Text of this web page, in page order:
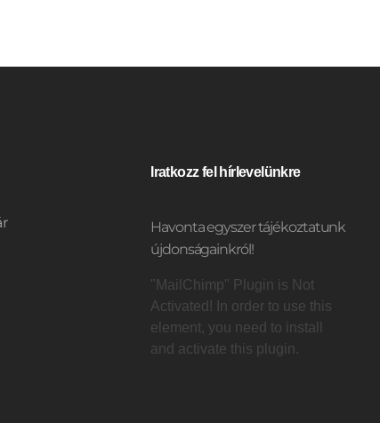
Iratkozz fel hírlevelünkre
Havonta egyszer tájékoztatunk
újdonságainkról!
"MailChimp" Plugin is Not
Activated! In order to use this
element, you need to install
and activate this plugin.